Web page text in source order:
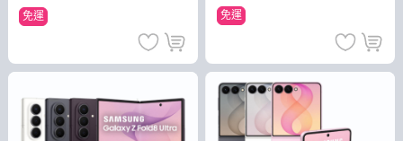
免運
免運